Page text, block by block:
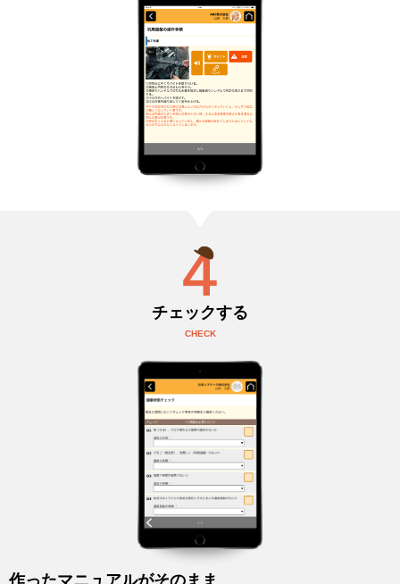
チェックする
CHECK
作ったマニュアルがそのまま